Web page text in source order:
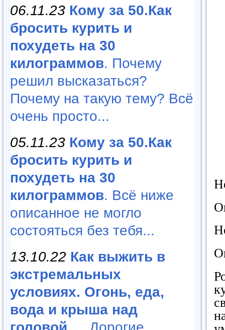
06.11.23 Кому за 50.Как
бросить курить и
похудеть на 30
килограммов. Почему
решил высказаться?
Почему на такую тему? Всё
очень просто...
05.11.23 Кому за 50.Как
бросить курить и
похудеть на 30
килограммов. Всё ниже
описанное не могло
состояться без тебя...
13.10.22 Как выжить в
экстремальных
условиях. Огонь, еда,
вода и крыша над